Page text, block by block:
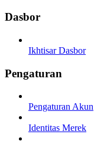
Dasbor
Ikhtisar Dasbor
Pengaturan
Pengaturan Akun
Identitas Merek